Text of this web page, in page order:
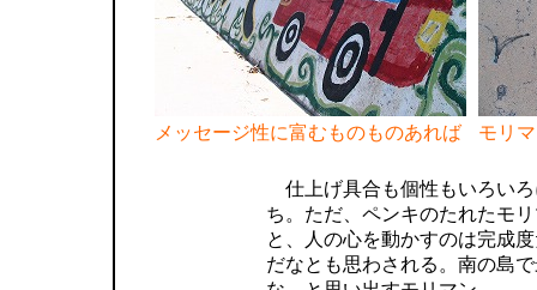
メッセージ性に富むものものあれば モリ
仕上げ具合も個性もいろいろ
ち。ただ、ペンキのたれたモ
と、人の心を動かすのは完成
だなとも思わされる。南の島